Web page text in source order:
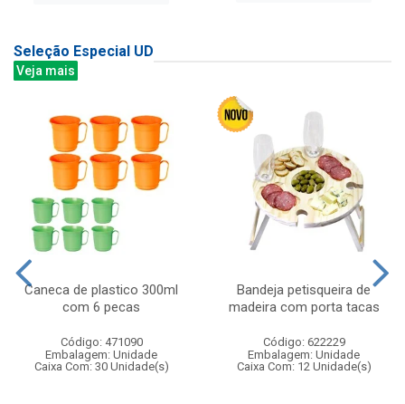
Seleção Especial UD
Veja mais
Caneca de plastico 300ml
com 6 pecas
Código: 471090
Embalagem: Unidade
Caixa Com: 30 Unidade(s)
Bandeja petisqueira de
madeira com porta tacas
Código: 622229
Embalagem: Unidade
Caixa Com: 12 Unidade(s)